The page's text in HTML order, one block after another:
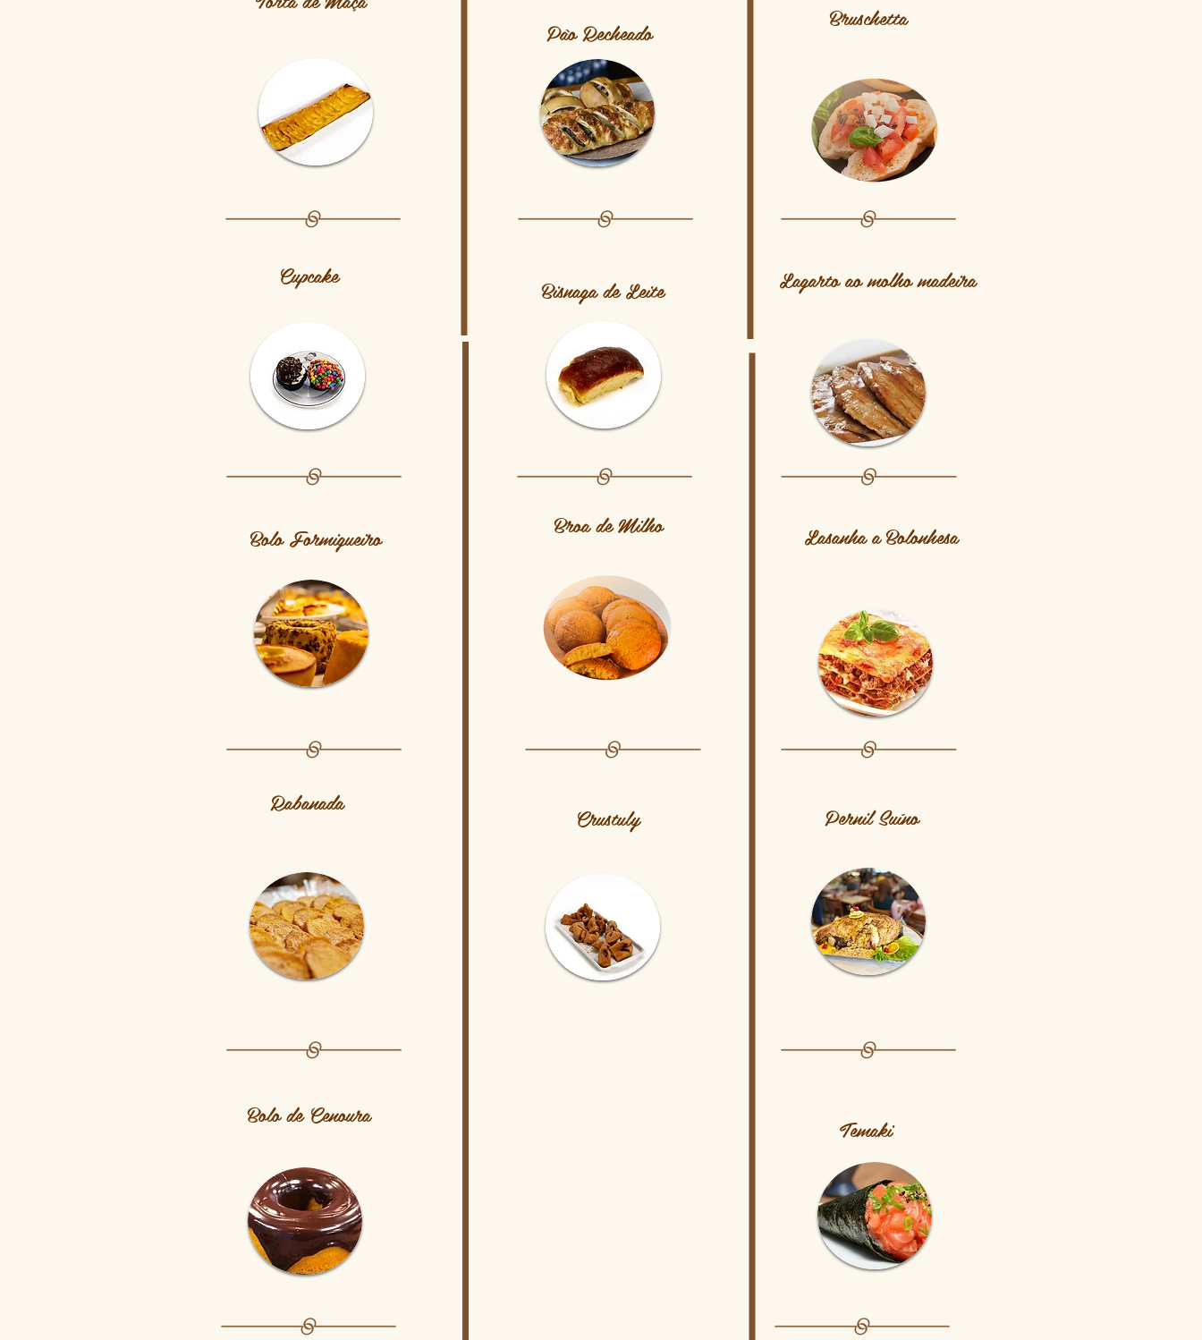
Bruschetta
Cupcake
Lasanha a Bolonhesa
Rabanada
Lagarto ao molho madeira
Pernil Suíno
Bolo Formigueiro
Pão Recheado
Broa de Milho
Crustuly
Bisnaga de Leite
Bolo de Cenoura Temaki